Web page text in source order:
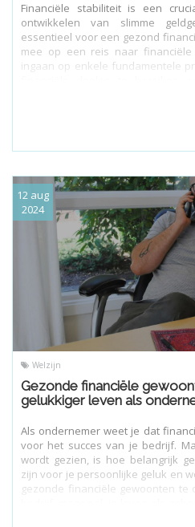
Financiële stabiliteit is een
ontwikkelen van slimme
essentieel voor een gezond
mee op een reis naar
ingaan op enkele fundamentele
12 aug
2024
Welzijn
Gezonde financiële
gelukkiger leven als
Als ondernemer weet je dat
voor het succes van je bedrijf.
wordt gezien, is hoe belangrijk
zijn voor je persoonlijke geluk en
gezonde financiële gewoonten te